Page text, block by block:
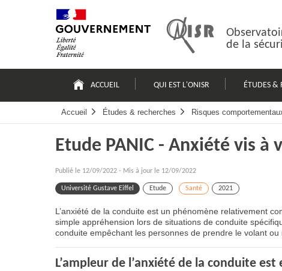
de la
principale
ACCUEIL QUI EST L'ONISR ÉTUDES &
Accueil Études & recherches Risques
Etude PANIC - Anxiété vis à
Publié le 12/09/2022 - Mis à jour le 12/09/2022
Université Gustave Eiffel Etude Santé 2021
L’anxiété de la conduite est un phénomène relativement
simple appréhension lors de situations de conduite
conduite empêchant les personnes de prendre le volant
L’ampleur de l’anxiété de la conduite